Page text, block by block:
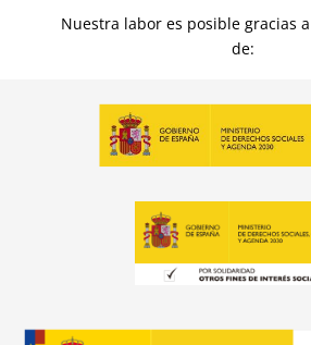
Nuestra labor es posible gracias
de: